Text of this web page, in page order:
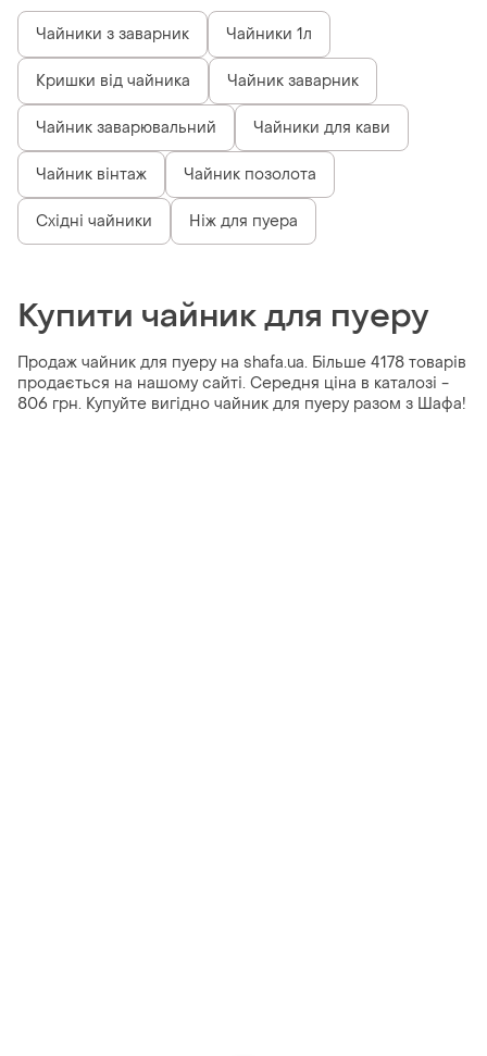
Чайники з заварник Чайники 1л
Кришки від чайника Чайник заварник
Чайник заварювальний Чайники для кави
Чайник вінтаж Чайник позолота
Східні чайники Ніж для пуера
Купити чайник для пуеру
Продаж чайник для пуеру на shafa.ua. Більше 4178 товарів
продається на нашому сайті. Середня ціна в каталозі -
806 грн. Купуйте вигідно чайник для пуеру разом з Шафа!